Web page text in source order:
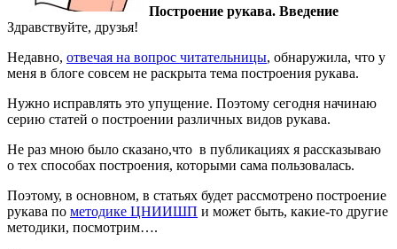
Построение рукава. Введение
Здравствуйте, друзья!
Недавно, отвечая на вопрос читательницы, обнаружила, что у
меня в блоге совсем не раскрыта тема построения рукава.
Нужно исправлять это упущение. Поэтому сегодня начинаю
серию статей о построении различных видов рукава.
Не раз мною было сказано,что в публикациях я рассказываю
о тех способах построения, которыми сама пользовалась.
Поэтому, в основном, в статьях будет рассмотрено построение
рукава по методике ЦНИИШП и может быть, какие-то другие
методики, посмотрим….